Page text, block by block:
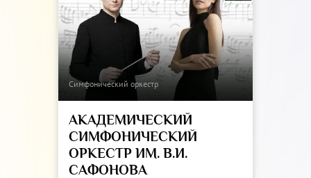
Симфонический оркестр
АКАДЕМИЧЕСКИЙ
СИМФОНИЧЕСКИЙ
ОРКЕСТР ИМ. В.И.
САФОНОВА